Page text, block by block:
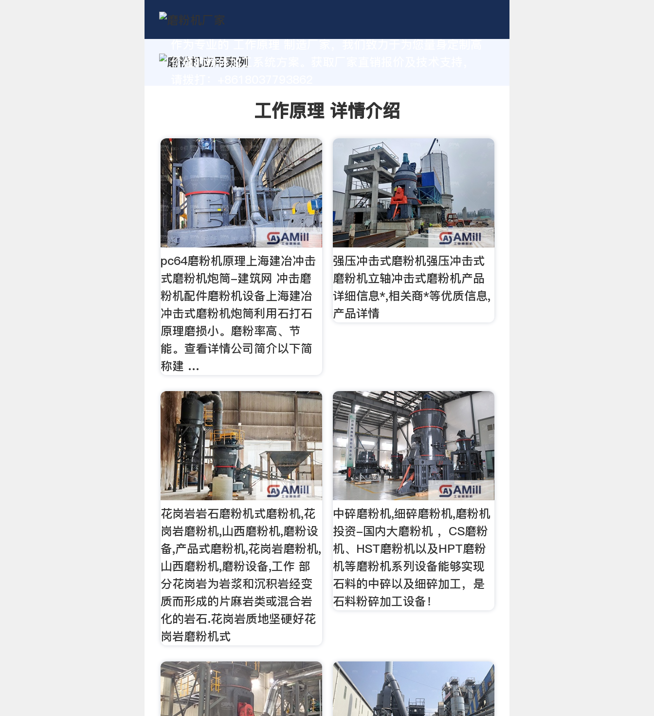
价值的粉体加工系统方案。获取厂家直销报价及技术支持，
工作原理 详情介绍
pc64磨粉机原理上海建冶冲击
式磨粉机炮筒-建筑网 冲击磨
粉机配件磨粉机设备上海建冶
冲击式磨粉机炮筒利用石打石
原理磨损小。磨粉率高、节
能。查看详情公司简介以下简
称建 …
强压冲击式磨粉机强压冲击式
磨粉机立轴冲击式磨粉机产品
详细信息*,相关商*等优质信息,
产品详情
花岗岩岩石磨粉机式磨粉机,花
岗岩磨粉机,山西磨粉机,磨粉设
备,产品式磨粉机,花岗岩磨粉机,
山西磨粉机,磨粉设备,工作 部
分花岗岩为岩浆和沉积岩经变
质而形成的片麻岩类或混合岩
化的岩石.花岗岩质地坚硬好花
岗岩磨粉机式
中碎磨粉机,细碎磨粉机,磨粉机
投资-国内大磨粉机 ，CS磨粉
机、HST磨粉机以及HPT磨粉
机等磨粉机系列设备能够实现
石料的中碎以及细碎加工，是
石料粉碎加工设备！